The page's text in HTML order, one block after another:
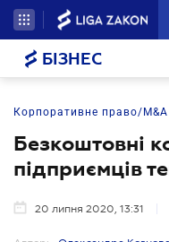
БІЗНЕС
Корпоративне право/M&A
Безкоштовні
підприємців
20 липня 2020, 13:31